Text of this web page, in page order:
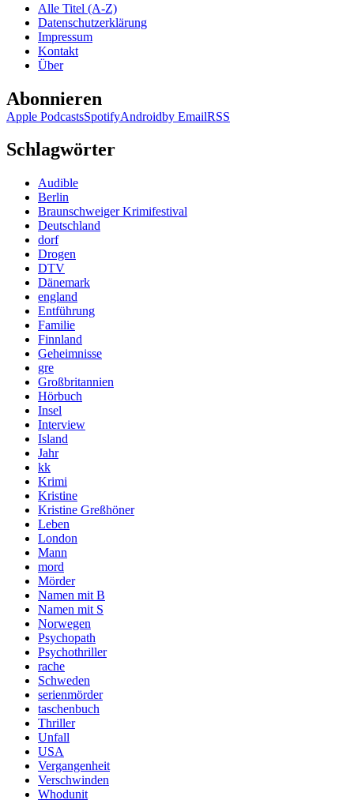
Alle Titel (A-Z)
Datenschutzerklärung
Impressum
Kontakt
Über
Abonnieren
Apple PodcastsSpotifyAndroidby EmailRSS
Schlagwörter
Audible
Berlin
Braunschweiger Krimifestival
Deutschland
dorf
Drogen
DTV
Dänemark
england
Entführung
Familie
Finnland
Geheimnisse
gre
Großbritannien
Hörbuch
Insel
Interview
Island
Jahr
kk
Krimi
Kristine
Kristine Greßhöner
Leben
London
Mann
mord
Mörder
Namen mit B
Namen mit S
Norwegen
Psychopath
Psychothriller
rache
Schweden
serienmörder
taschenbuch
Thriller
Unfall
USA
Vergangenheit
Verschwinden
Whodunit